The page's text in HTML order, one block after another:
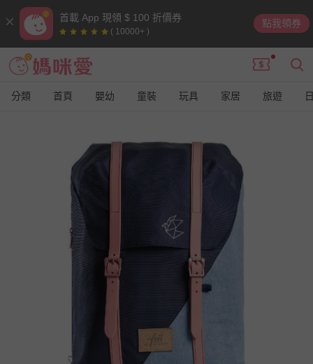
首載 App 現領 $ 100 折價券
( 10000+ )
點我領券
分類 首頁 嬰幼 童裝 玩具 家居 旅遊